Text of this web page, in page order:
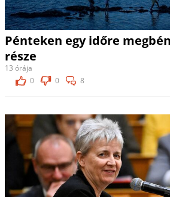
Pénteken egy időre
része
13 órája
0
0 8